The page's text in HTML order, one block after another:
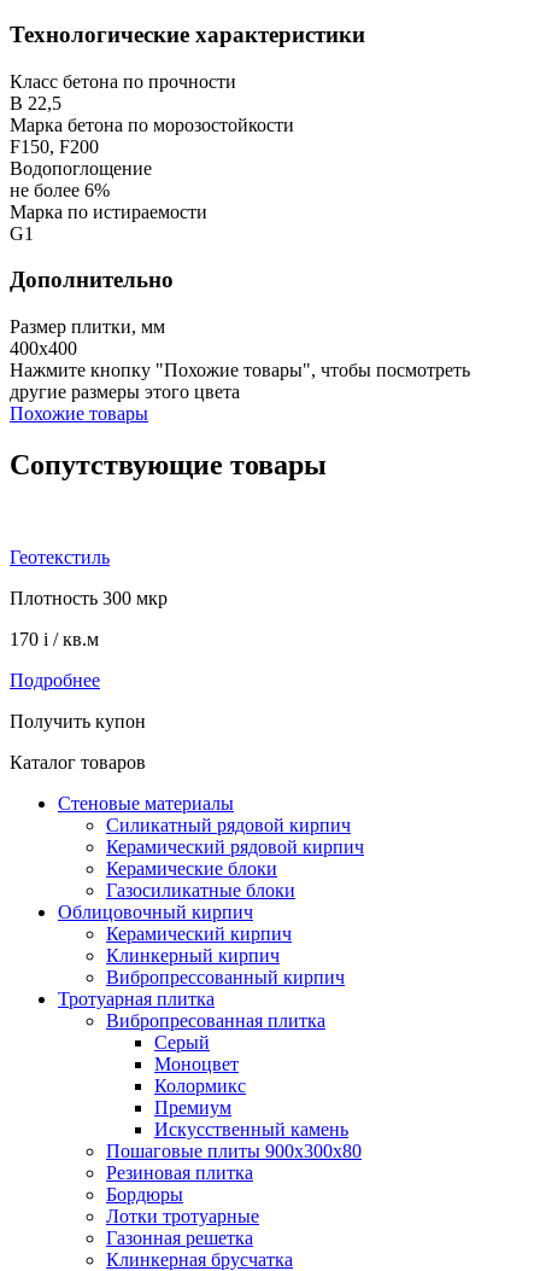
Технологические характеристики
Класс бетона по прочности
В 22,5
Марка бетона по морозостойкости
F150, F200
Водопоглощение
не более 6%
Марка по истираемости
G1
Дополнительно
Размер плитки, мм
400х400
Нажмите кнопку "Похожие товары", чтобы посмотреть
другие размеры этого цвета
Похожие товары
Сопутствующие товары
Геотекстиль
Плотность 300 мкр
170 i / кв.м
Подробнее
Получить купон
Каталог товаров
Стеновые материалы
Силикатный рядовой кирпич
Керамический рядовой кирпич
Керамические блоки
Газосиликатные блоки
Облицовочный кирпич
Керамический кирпич
Клинкерный кирпич
Вибропрессованный кирпич
Тротуарная плитка
Вибропресованная плитка
Серый
Моноцвет
Колормикс
Премиум
Искусственный камень
Пошаговые плиты 900х300х80
Резиновая плитка
Бордюры
Лотки тротуарные
Газонная решетка
Клинкерная брусчатка